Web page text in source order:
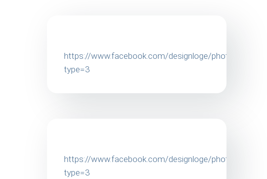
https://www.facebook.com/designloge/photos/
type=3
https://www.facebook.com/designloge/photos/
type=3